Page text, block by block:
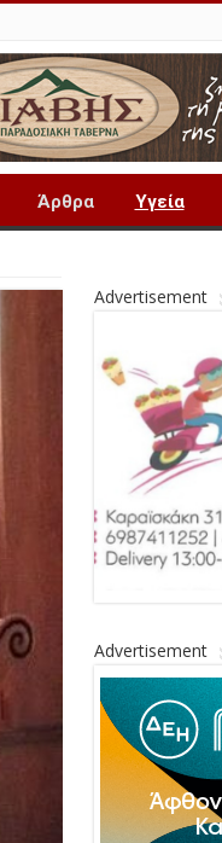
Άρθρα Υγεία
Advertisement
Advertisement